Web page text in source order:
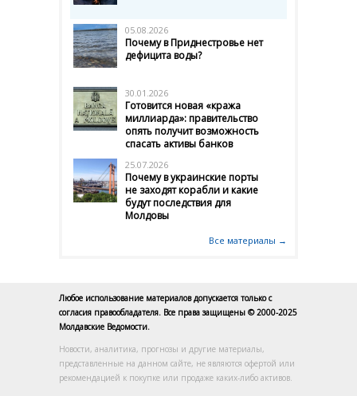
05.08.2026
Почему в Приднестровье нет
дефицита воды?
30.01.2026
Готовится новая «кража
миллиарда»: правительство
опять получит возможность
спасать активы банков
25.07.2026
Почему в украинские порты
не заходят корабли и какие
будут последствия для
Молдовы
Все материалы →
Любое использование материалов допускается только с
согласия правообладателя. Все права защищены © 2000-2025
Молдавские Ведомости.
Новости, аналитика, прогнозы и другие материалы,
представленные на данном сайте, не являются офертой или
рекомендацией к покупке или продаже каких-либо активов.